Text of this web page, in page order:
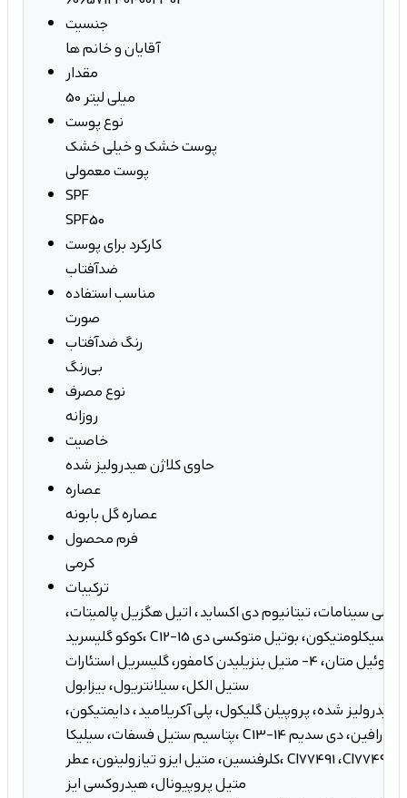
جنسیت
آقایان و خانم ها
مقدار
50 میلی لیتر
نوع پوست
پوست خشک و خیلی خشک
پوست معمولی
SPF
SPF50
کارکرد برای پوست
ضدآفتاب
مناسب استفاده
صورت
رنگ ضدآفتاب
بی‌رنگ
نوع مصرف
روزانه
خاصیت
حاوی کلاژن هیدرولیز شده
عصاره
عصاره گل بابونه
فرم محصول
کرمی
ترکیبات
سینامات، تیتانیوم دی اکساید، اتیل هگزیل پالمیتات،
کوکو گلیسرید، C12-15 آلکیل بنزوات، گلیسرین، سیکلومتیکون، بوتیل متوکسی دی
بنزوئیل متان، 4- متیل بنزیلیدن کامفور، گلیسریل استئارات، PEG-100 استئارات،
ستیل الکل، سیلانتریول، بیزابول
20، کلاژن هیدرولیز شده، پروپیلن گلیکول، پلی آکریلامید، دایمتیکون،
پتاسیم ستیل فسفات، سیلیکا، C13-14 ایزو پارافین، دی سدیم EDAT، لورت 7،
کلرفنسین، متیل ایزو تیازولینون، عطر، CI77491 ،CI77492 ،CI77499، بوتیل فنیل
متیل پروپیونال، هیدروکسی ایز